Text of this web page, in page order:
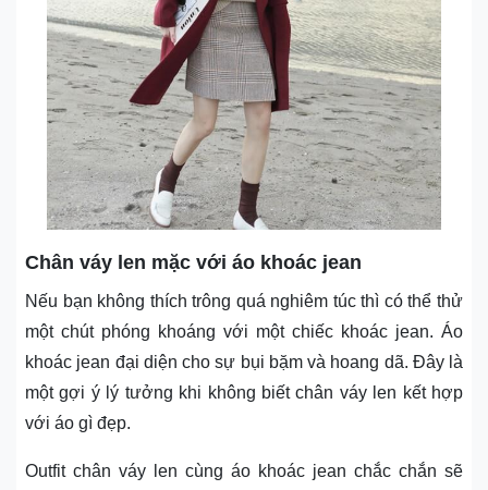
Chân váy len mặc với áo khoác jean
Nếu bạn không thích trông quá nghiêm túc thì có thể thử
một chút phóng khoáng với một chiếc khoác jean. Áo
khoác jean đại diện cho sự bụi bặm và hoang dã. Đây là
một gợi ý lý tưởng khi không biết chân váy len kết hợp
với áo gì đẹp.
Outfit chân váy len cùng áo khoác jean chắc chắn sẽ